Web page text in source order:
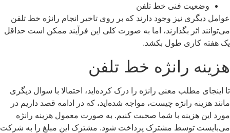
وضعیت فنی خط تلفن
دیگری نیز وجود دارند که بر روی تاخیر انجام رانژه خط تلفن
اثر بگذارند، اما به صورت کلی این فرآیند ممکن است حداقل
هفته کاری طول بکشد.
رانژه خط تلفن
اینجای مطلب معنی رانژه را درک کرده‌اید، احتمالا با سوال دیگری
هزینه رانژه چیست، مواجه شده‌اید، که در ادامه قصد داریم در
این هزینه با شما صحبت کنیم. به صورت معمول هزینه رانژه
توسط مشترک پرداخت شود. مشترک این مبلغ را به شرکت